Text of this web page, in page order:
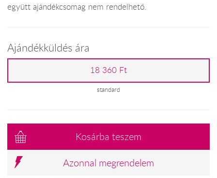
együtt ajándékcsomag nem rendelhető.
Ajándékküldés ára
18 360 Ft
standard
Kosárba teszem
Azonnal megrendelem